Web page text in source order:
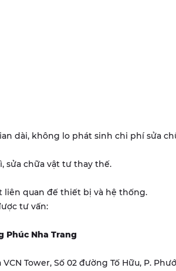
dài, không lo phát sinh chi phí sửa
sửa chữa vật tư thay thế.
liên quan đế thiết bị và hệ thống.
tư vấn:
Phúc Nha Trang
Tower, Số 02 đường Tố Hữu, P.